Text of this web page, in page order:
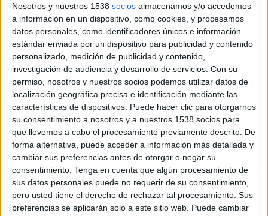
Nosotros y nuestros 1538 socios almacenamos y/o accedemos
a información en un dispositivo, como cookies, y procesamos
datos personales, como identificadores únicos e información
estándar enviada por un dispositivo para publicidad y contenido
personalizado, medición de publicidad y contenido,
investigación de audiencia y desarrollo de servicios. Con su
permiso, nosotros y nuestros socios podemos utilizar datos de
localización geográfica precisa e identificación mediante las
características de dispositivos. Puede hacer clic para otorgarnos
su consentimiento a nosotros y a nuestros 1538 socios para
que llevemos a cabo el procesamiento previamente descrito. De
forma alternativa, puede acceder a información más detallada y
cambiar sus preferencias antes de otorgar o negar su
consentimiento. Tenga en cuenta que algún procesamiento de
sus datos personales puede no requerir de su consentimiento,
pero usted tiene el derecho de rechazar tal procesamiento. Sus
preferencias se aplicarán solo a este sitio web. Puede cambiar
Durant la presentació, la taula ha posat de
relleu la consolidació del projecte assistencial
en l’atenció a l’al·lèrgia a la Regió Sanitària de
Girona. El servei d’al·lergologia territorial és un
dels serveis integrats en l’estructura assistencial
compartida dels hospitals Trueta i Santa
Caterina i dona cobertura a la patologia
al·lèrgica de tota regió sanitària (761.591
habitants, exceptuant l’Alt Maresme).
Amb la unificació aquest estiu passat de
l’activitat de proves d’al·lèrgia de risc a Hospital